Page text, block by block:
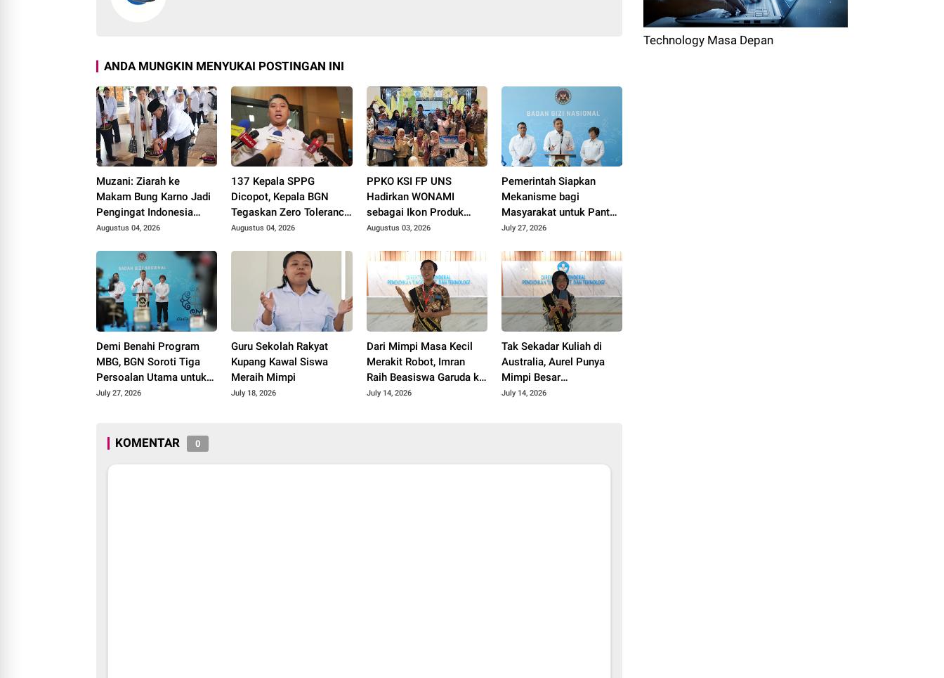
ANDA MUNGKIN MENYUKAI POSTINGAN INI
Muzani: Ziarah ke
Makam Bung Karno Jadi
Pengingat Indonesia
Rumah Bersama
Augustus 04, 2026
137 Kepala SPPG
Dicopot, Kepala BGN
Tegaskan Zero Tolerance
Kasus Keracunan MBG
Augustus 04, 2026
PPKO KSI FP UNS
Hadirkan WONAMI
sebagai Ikon Produk
Desa Wonorejo, Raih
Polokarto Tumoto Expo
2026
Augustus 03, 2026
Pemerintah Siapkan
Mekanisme bagi
Masyarakat untuk Pantau
Menu MBG
July 27, 2026
Demi Benahi Program
MBG, BGN Soroti Tiga
Persoalan Utama untuk
Diselesaikan
July 27, 2026
Guru Sekolah Rakyat
Kupang Kawal Siswa
Meraih Mimpi
July 18, 2026
Dari Mimpi Masa Kecil
Merakit Robot, Imran
Raih Beasiswa Garuda ke
Korsel
July 14, 2026
Tak Sekadar Kuliah di
Australia, Aurel Punya
Mimpi Besar
Kembangkan Pengobatan
July 14, 2026
KOMENTAR 0
Technology Masa Depan